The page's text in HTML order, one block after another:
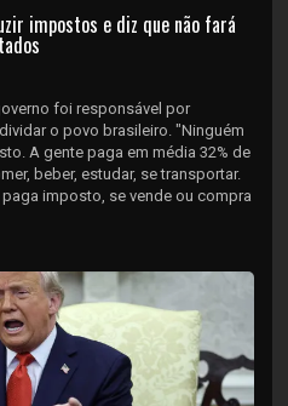
impostos e diz que não fará
foi responsável por
o povo brasileiro. "Ninguém
A gente paga em média 32% de
beber, estudar, se transportar.
imposto, se vende ou compra